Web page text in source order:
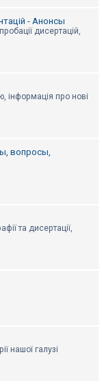
- Анонсы
дисертацій,
інформація про нові
вопросы,
та дисертації,
нашої галузі